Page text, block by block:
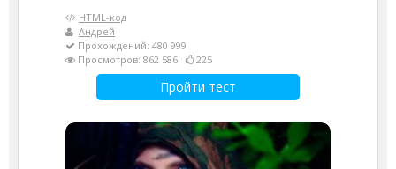
HTML-код
Андрей
Прохождений: 480 999
Просмотров: 862 586
225
Пройти тест